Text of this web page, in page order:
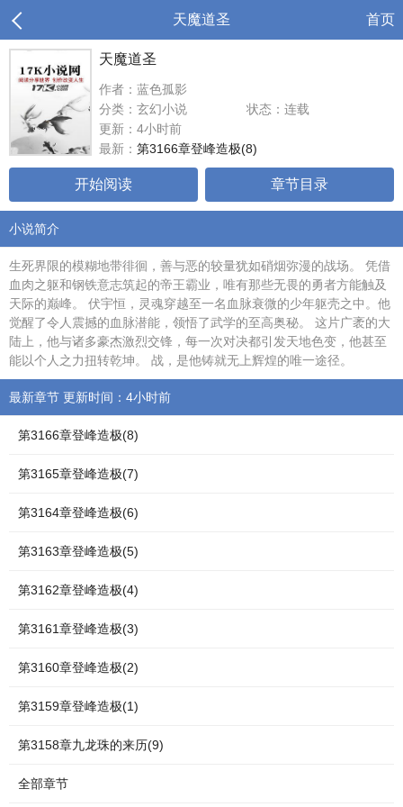
天魔道圣 首页
天魔道圣
作者：蓝色孤影
分类：玄幻小说
状态：连载
更新：4小时前
最新： 第3166章登峰造极(8)
开始阅读 章节目录
小说简介
生死界限的模糊地带徘徊，善与恶的较量犹如硝烟弥漫的战场。 凭借
血肉之躯和钢铁意志筑起的帝王霸业，唯有那些无畏的勇者方能触及
天际的巅峰。 伏宇恒，灵魂穿越至一名血脉衰微的少年躯壳之中。他
觉醒了令人震撼的血脉潜能，领悟了武学的至高奥秘。 这片广袤的大
陆上，他与诸多豪杰激烈交锋，每一次对决都引发天地色变，他甚至
能以个人之力扭转乾坤。 战，是他铸就无上辉煌的唯一途径。
最新章节 更新时间：4小时前
第3166章登峰造极(8)
第3165章登峰造极(7)
第3164章登峰造极(6)
第3163章登峰造极(5)
第3162章登峰造极(4)
第3161章登峰造极(3)
第3160章登峰造极(2)
第3159章登峰造极(1)
第3158章九龙珠的来历(9)
全部章节